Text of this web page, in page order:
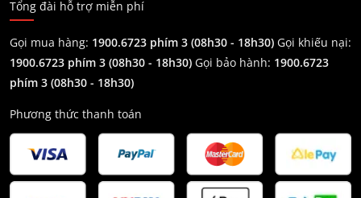
Tổng đài hỗ trợ miễn phí
Gọi mua hàng: 1900.6723 phím 3 (08h30 - 18h30) Gọi khiếu nại:
1900.6723 phím 3 (08h30 - 18h30) Gọi bảo hành: 1900.6723
phím 3 (08h30 - 18h30)
Phương thức thanh toán